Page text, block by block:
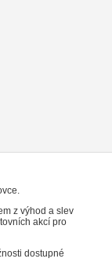
z výhod a slev
akcí pro
dostupné